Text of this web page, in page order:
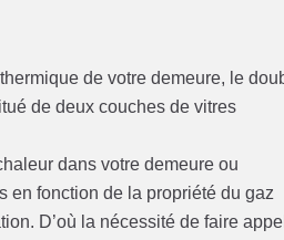
de votre demeure, le
de deux couches de vitres
dans votre demeure ou
en fonction de la propriété du gaz
D’où la nécessité de faire